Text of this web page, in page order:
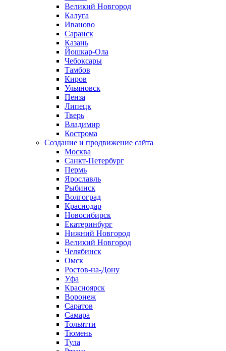
Великий Новгород
Калуга
Иваново
Саранск
Казань
Йошкар-Ола
Чебоксары
Тамбов
Киров
Ульяновск
Пенза
Липецк
Тверь
Владимир
Кострома
Создание и продвижение сайта
Москва
Санкт-Петербург
Пермь
Ярославль
Рыбинск
Волгоград
Краснодар
Новосибирск
Екатеринбург
Нижний Новгород
Великий Новгород
Челябинск
Омск
Ростов-на-Дону
Уфа
Красноярск
Воронеж
Саратов
Самара
Тольятти
Тюмень
Тула